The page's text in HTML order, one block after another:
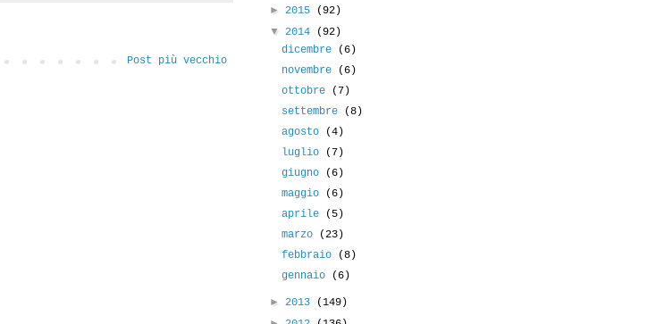
Post più vecchio
► 2015
(92)
▼ 2014
(92)
dicembre
(6)
novembre
(6)
ottobre
(7)
settembre
(8)
agosto
(4)
luglio
(7)
giugno
(6)
maggio
(6)
aprile
(5)
marzo
(23)
febbraio
(8)
gennaio
(6)
► 2013
(149)